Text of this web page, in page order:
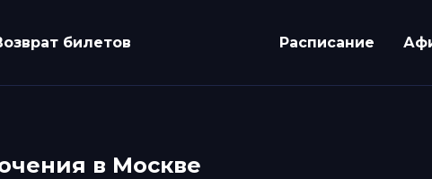
билетов Расписание
в Москве